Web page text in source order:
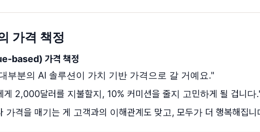
가격 책정
based) 가격 책정
부분의 AI 솔루션이 가치 기반 가격으로 갈 거예요."
게 2,000달러를 지불할지, 10% 커미션을 줄지 고민하게 될 겁니다
가격을 매기는 게 고객과의 이해관계도 맞고, 모두가 더 행복해집니